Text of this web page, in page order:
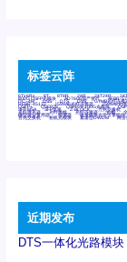
标签云阵
6Tx6Rx 8T 8T8R 24R 24T24R
800G OSFP光模块 AD7606国产替代 AFBR-
DC~4M DSS DTS DVS GYMB光纤连接
HFBR-4513Z J599A6光纤连接器 J599A8光电
QSFP+ QSFP28 QSFP28 100G光模块
SFP MSA SFP笼座 Z-BLOCK 万兆交换机
光纤激光器 光纤跳线 光纤连接器 光耦
微型波分复用器 探测器 收发模块光学引擎组件
百兆交换机 相机光模块 紧凑型DWDM 网管
近期发布
DTS一体化光路模块